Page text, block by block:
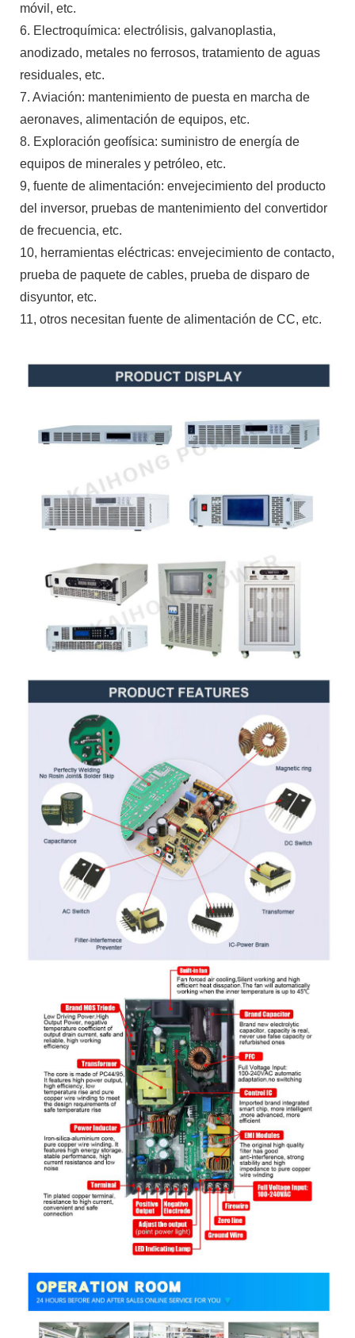
móvil, etc.
6. Electroquímica: electrólisis, galvanoplastia,
anodizado, metales no ferrosos, tratamiento de aguas
residuales, etc.
7. Aviación: mantenimiento de puesta en marcha de
aeronaves, alimentación de equipos, etc.
8. Exploración geofísica: suministro de energía de
equipos de minerales y petróleo, etc.
9, fuente de alimentación: envejecimiento del producto
del inversor, pruebas de mantenimiento del convertidor
de frecuencia, etc.
10, herramientas eléctricas: envejecimiento de contacto,
prueba de paquete de cables, prueba de disparo de
disyuntor, etc.
11, otros necesitan fuente de alimentación de CC, etc.